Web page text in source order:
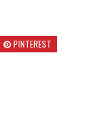
PINTEREST